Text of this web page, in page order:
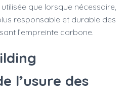
utilisée que lorsque nécessaire,
responsable et durable des
l’empreinte carbone.
l’usure des